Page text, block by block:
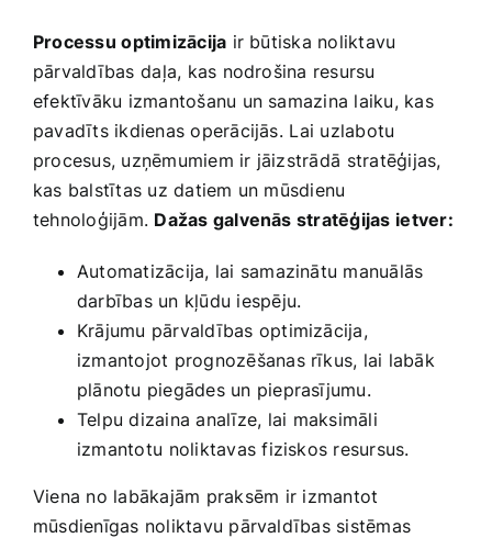
Processu ⁢optimizācija ir būtiska​ noliktavu
pārvaldības ⁢daļa, kas nodrošina resursu
efektīvāku izmantošanu un samazina laiku, kas
pavadīts ikdienas operācijās. ⁣Lai uzlabotu
procesus, uzņēmumiem ir jāizstrādā ⁤stratēģijas,
kas balstītas uz datiem ‍un mūsdienu
tehnoloģijām. Dažas galvenās stratēģijas ⁣ietver:
Automatizācija, lai samazinātu manuālās​
darbības un kļūdu iespēju.
Krājumu pārvaldības optimizācija,
izmantojot prognozēšanas rīkus, lai labāk
plānotu piegādes un pieprasījumu.
Telpu dizaina analīze,⁣ lai maksimāli
izmantotu⁢ noliktavas fiziskos resursus.
Viena no labākajām praksēm ⁤ir izmantot
mūsdienīgas noliktavu​ pārvaldības sistēmas